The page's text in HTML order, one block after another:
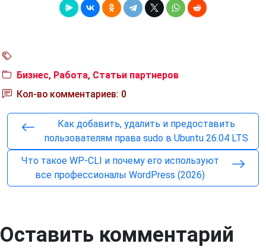
Бизнес, Работа, Статьи партнеров
Кол-во комментариев: 0
Как добавить, удалить и предоставить
пользователям права sudo в Ubuntu 26.04 LTS
Что такое WP-CLI и почему его используют
все профессионалы WordPress (2026)
Оставить комментарий